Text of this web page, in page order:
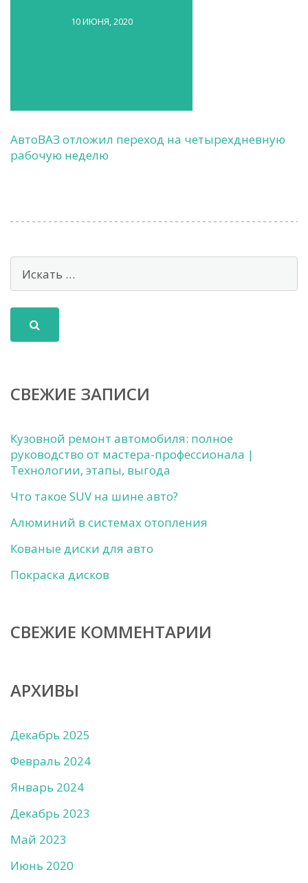
10 ИЮНЯ, 2020
АвтоВАЗ отложил переход на четырехдневную
рабочую неделю
СВЕЖИЕ ЗАПИСИ
Кузовной ремонт автомобиля: полное
руководство от мастера-профессионала |
Технологии, этапы, выгода
Что такое SUV на шине авто?
Алюминий в системах отопления
Кованые диски для авто
Покраска дисков
СВЕЖИЕ КОММЕНТАРИИ
АРХИВЫ
Декабрь 2025
Февраль 2024
Январь 2024
Декабрь 2023
Май 2023
Июнь 2020